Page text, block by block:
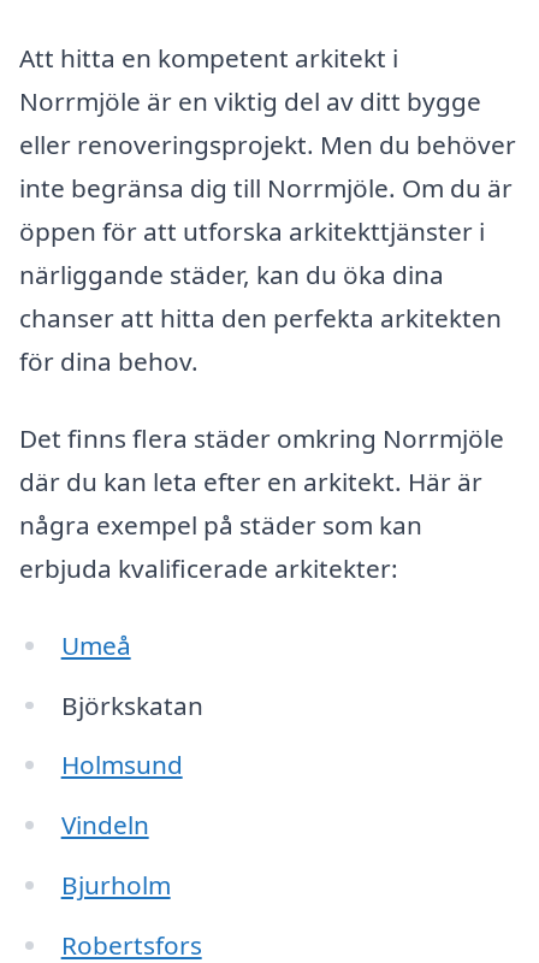
Att hitta en kompetent arkitekt i
Norrmjöle är en viktig del av ditt bygge
eller renoveringsprojekt. Men du behöver
inte begränsa dig till Norrmjöle. Om du är
öppen för att utforska arkitekttjänster i
närliggande städer, kan du öka dina
chanser att hitta den perfekta arkitekten
för dina behov.
Det finns flera städer omkring Norrmjöle
där du kan leta efter en arkitekt. Här är
några exempel på städer som kan
erbjuda kvalificerade arkitekter:
Umeå
Björkskatan
Holmsund
Vindeln
Bjurholm
Robertsfors